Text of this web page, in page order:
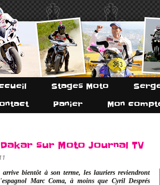
Stages Moto
Panier Mon
sur Moto Journal TV
arrive bientôt à son terme, les lauriers reviendront
Marc Coma, à moins que Cyril Després